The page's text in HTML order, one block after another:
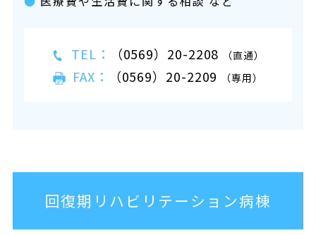
TEL： （0569）20-2208 （直通）
FAX： （0569）20-2209 （専用）
回復期リハビリテーション病棟